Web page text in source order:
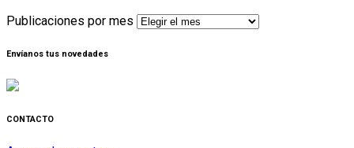
Publicaciones por mes
Envíanos tus novedades
CONTACTO